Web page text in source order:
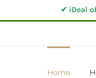
✔ iDeal
Home